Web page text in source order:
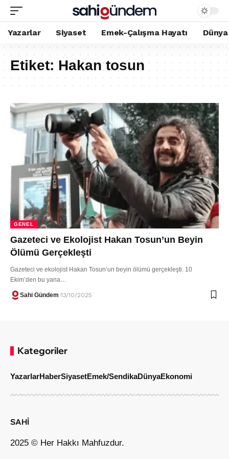
Yazarlar Siyaset Emek-Çalışma Hayatı Dünya
Etiket:Hakan tosun
GENEL
Gazeteci ve Ekolojist Hakan Tosun’un Beyin
Ölümü Gerçekleşti
Gazeteci ve ekolojist Hakan Tosun’un beyin ölümü gerçekleşti. 10
Ekim’den bu yana…
Sahi Gündem 13/10/2025
Kategoriler
YazarlarHaberSiyasetEmek/SendikaDünyaEkonomi
SAHİ
2025 © Her Hakkı Mahfuzdur.